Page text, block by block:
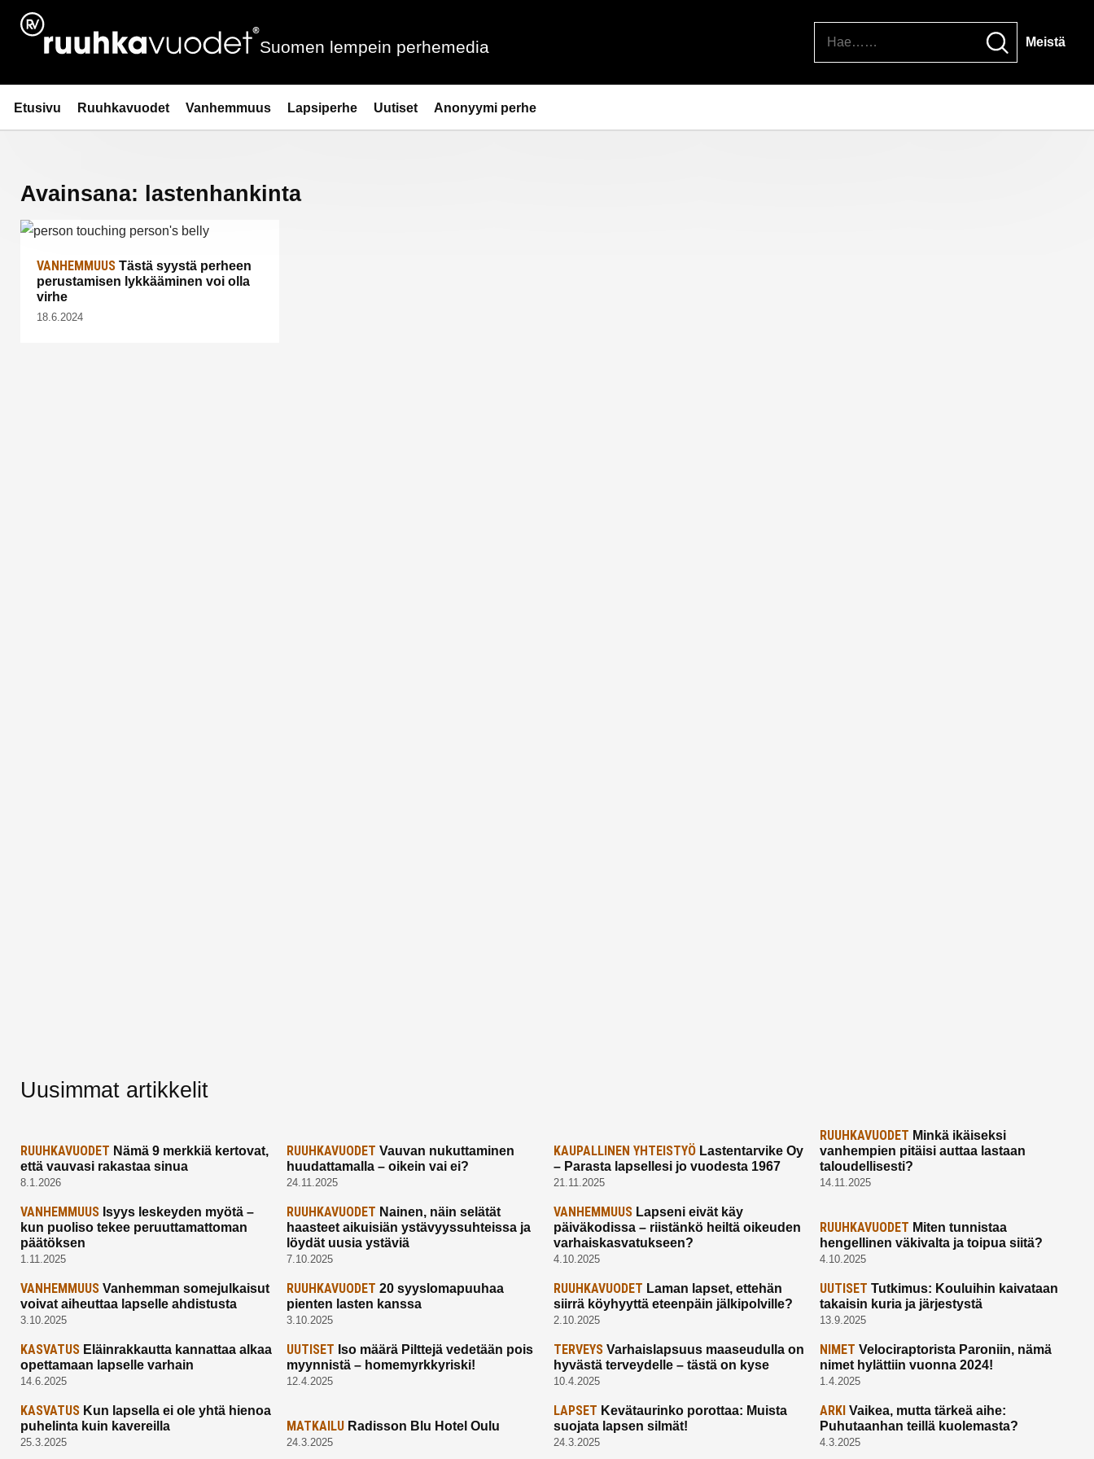
Siirry
sisältöön
Ruuhkavuodet.fi
Suomen lempein perhemedia Meistä
Etusivu Ruuhkavuodet Vanhemmuus Lapsiperhe Uutiset Anonyymi perhe
Avainsana: lastenhankinta
VANHEMMUUS Tästä syystä perheen
perustamisen lykkääminen voi olla
virhe
18.6.2024
Uusimmat artikkelit
RUUHKAVUODET Nämä 9 merkkiä kertovat,
että vauvasi rakastaa sinua
8.1.2026
RUUHKAVUODET Vauvan nukuttaminen
huudattamalla – oikein vai ei?
24.11.2025
KAUPALLINEN YHTEISTYÖLastentarvike Oy
– Parasta lapsellesi jo vuodesta 1967
21.11.2025
RUUHKAVUODET Minkä ikäiseksi
vanhempien pitäisi auttaa lastaan
taloudellisesti?
14.11.2025
VANHEMMUUS Isyys leskeyden myötä –
kun puoliso tekee peruuttamattoman
päätöksen
1.11.2025
RUUHKAVUODET Nainen, näin selätät
haasteet aikuisiän ystävyyssuhteissa ja
löydät uusia ystäviä
7.10.2025
VANHEMMUUSLapseni eivät käy
päiväkodissa – riistänkö heiltä oikeuden
varhaiskasvatukseen?
4.10.2025
RUUHKAVUODET Miten tunnistaa
hengellinen väkivalta ja toipua siitä?
4.10.2025
VANHEMMUUS Vanhemman somejulkaisut
voivat aiheuttaa lapselle ahdistusta
3.10.2025
RUUHKAVUODET 20 syyslomapuuhaa
pienten lasten kanssa
3.10.2025
RUUHKAVUODET Laman lapset, ettehän
siirrä köyhyyttä eteenpäin jälkipolville?
2.10.2025
UUTISET Tutkimus: Kouluihin kaivataan
takaisin kuria ja järjestystä
13.9.2025
KASVATUS Eläinrakkautta kannattaa alkaa
opettamaan lapselle varhain
14.6.2025
UUTISET Iso määrä Pilttejä vedetään pois
myynnistä – homemyrkkyriski!
12.4.2025
TERVEYSVarhaislapsuus maaseudulla on
hyvästä terveydelle – tästä on kyse
10.4.2025
NIMET Velociraptorista Paroniin, nämä
nimet hylättiin vuonna 2024!
1.4.2025
KASVATUS Kun lapsella ei ole yhtä hienoa
puhelinta kuin kavereilla
25.3.2025
MATKAILU Radisson Blu Hotel Oulu
24.3.2025
LAPSET Kevätaurinko porottaa: Muista
suojata lapsen silmät!
24.3.2025
ARKI Vaikea, mutta tärkeä aihe:
Puhutaanhan teillä kuolemasta?
4.3.2025